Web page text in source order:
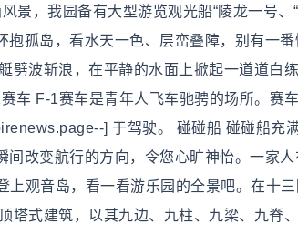
，我园备有大型游览观光船“陵龙一号、“
孤岛，看水天一色、层峦叠障，别有一番
劈波斩浪，在平静的水面上掀起一道道白
车 F-1赛车是青年人飞车驰骋的场所。赛
] 于驾驶。 碰碰船 碰碰船充满
改变航行的方向，令您心旷神怡。一家
观音岛，看一看游乐园的全景吧。在十
塔式建筑，以其九边、九柱、九梁、九脊